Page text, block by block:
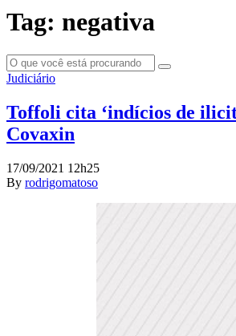
Tag: negativa
Judiciário
Toffoli cita ‘indícios de
Covaxin
17/09/2021 12h25
By rodrigomatoso